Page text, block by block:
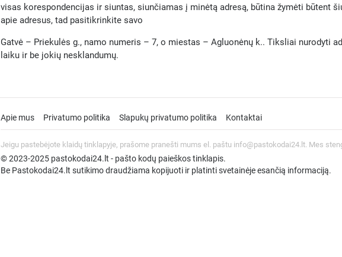
visas korespondencijas ir siuntas, siunčiamas į minėtą adresą, būtina žymėti būtent
apie adresus, tad pasitikrinkite savo
Gatvė – Priekulės g., namo numeris – 7, o miestas – Agluonėnų k.. Tiksliai nurodyti
laiku ir be jokių nesklandumų.
Apie mus Privatumo politika Slapukų privatumo politika Kontaktai
Jeigu pastebėjote klaidų tinklapyje, prašome pranešti mums el. paštu info@pastokodai24.lt. Mes
© 2023-2025 pastokodai24.lt - pašto kodų paieškos tinklapis.
Be Pastokodai24.lt sutikimo draudžiama kopijuoti ir platinti svetainėje esančią informaciją.